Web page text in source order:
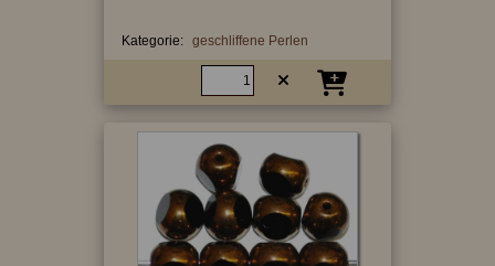
Kategorie: geschliffene Perlen